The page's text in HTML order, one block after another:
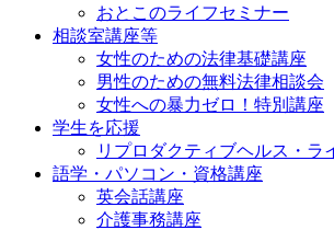
おとこのライフセミナー
相談室講座等
女性のための法律基礎講座
男性のための無料法律相談会
女性への暴力ゼロ！特別講座
学生を応援
リプロダクティブヘルス・ラ
語学・パソコン・資格講座
英会話講座
介護事務講座